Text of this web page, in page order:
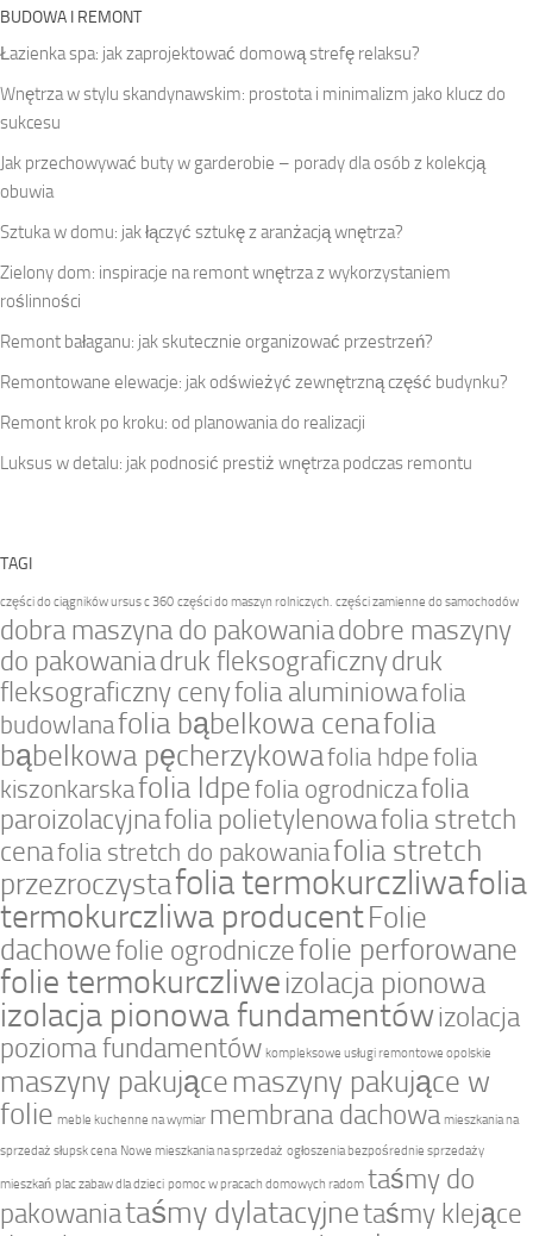
BUDOWA I REMONT
Łazienka spa: jak zaprojektować domową strefę relaksu?
Wnętrza w stylu skandynawskim: prostota i minimalizm jako klucz do
sukcesu
Jak przechowywać buty w garderobie – porady dla osób z kolekcją
obuwia
Sztuka w domu: jak łączyć sztukę z aranżacją wnętrza?
Zielony dom: inspiracje na remont wnętrza z wykorzystaniem
roślinności
Remont bałaganu: jak skutecznie organizować przestrzeń?
Remontowane elewacje: jak odświeżyć zewnętrzną część budynku?
Remont krok po kroku: od planowania do realizacji
Luksus w detalu: jak podnosić prestiż wnętrza podczas remontu
TAGI
części do ciągników ursus c 360 części do maszyn rolniczych. części zamienne do samochodów
dobra maszyna do pakowaniadobre maszyny
do pakowaniadruk fleksograficznydruk
fleksograficzny cenyfolia aluminiowafolia
budowlanafolia bąbelkowa cenafolia
bąbelkowa pęcherzykowafolia hdpefolia
kiszonkarskafolia ldpefolia ogrodniczafolia
paroizolacyjnafolia polietylenowafolia stretch
cenafolia stretch do pakowaniafolia stretch
przezroczystafolia termokurczliwafolia
termokurczliwa producentFolie
dachowefolie ogrodniczefolie perforowane
folie termokurczliwe izolacja pionowa
izolacja pionowa fundamentówizolacja
pozioma fundamentów kompleksowe usługi remontowe opolskie
maszyny pakujące maszyny pakujące w
folie meble kuchenne na wymiar membrana dachowa mieszkania na
sprzedaż słupsk cena Nowe mieszkania na sprzedaż ogłoszenia bezpośrednie sprzedaży
mieszkań plac zabaw dla dzieci pomoc w pracach domowych radom taśmy do
pakowaniataśmy dylatacyjnetaśmy klejące